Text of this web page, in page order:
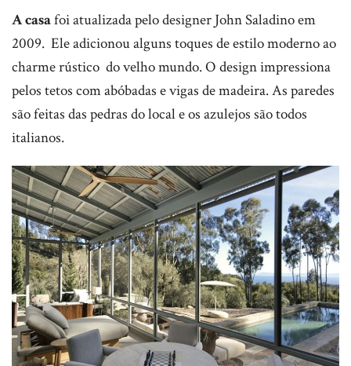
A casafoi atualizada pelo designer John Saladino em
2009. Ele adicionou alguns toques de estilo moderno ao
charme rústico do velho mundo. O design impressiona
pelos tetos com abóbadas e vigas de madeira. As paredes
são feitas das pedras do local e os azulejos são todos
italianos.